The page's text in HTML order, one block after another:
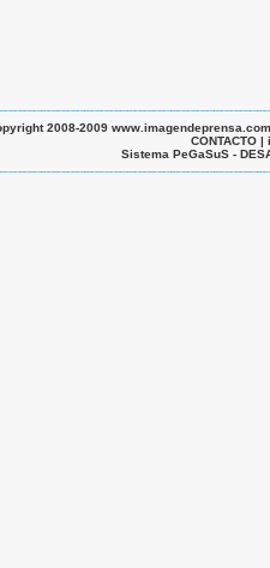
2008-2009
CONTACTO
Sistema PeGaSuS -